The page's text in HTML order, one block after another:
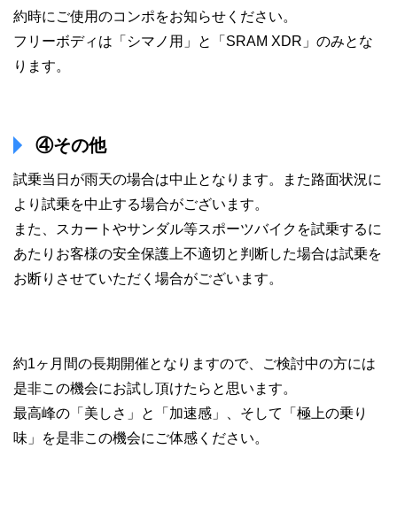
約時にご使用のコンポをお知らせください。
フリーボディは「シマノ用」と「SRAM XDR」のみとな
ります。
④その他
試乗当日が雨天の場合は中止となります。また路面状況に
より試乗を中止する場合がございます。
また、スカートやサンダル等スポーツバイクを試乗するに
あたりお客様の安全保護上不適切と判断した場合は試乗を
お断りさせていただく場合がございます。
約1ヶ月間の長期開催となりますので、ご検討中の方には
是非この機会にお試し頂けたらと思います。
最高峰の「美しさ」と「加速感」、そして「極上の乗り
味」を是非この機会にご体感ください。